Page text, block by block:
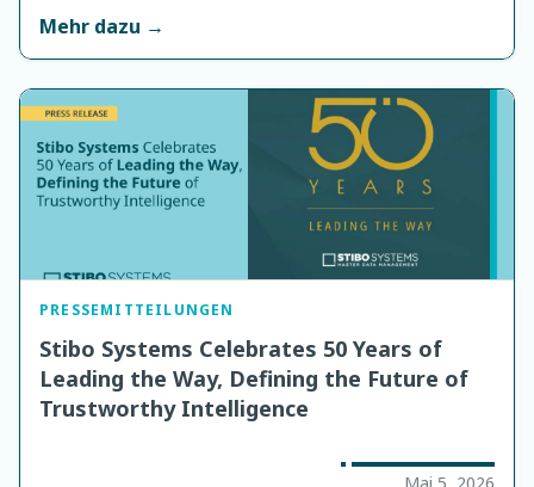
Mehr dazu →
PRESSEMITTEILUNGEN
Stibo Systems Celebrates 50 Years of
Leading the Way, Defining the Future of
Trustworthy Intelligence